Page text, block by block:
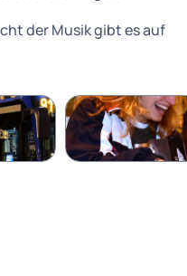
der Musik gibt es auf